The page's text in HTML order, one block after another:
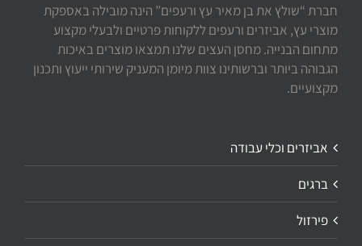
חברת “שולץ את בן מאיר עץ ורעפים” הינה מובילה באספקת
מוצרי עץ, אביזרים ורעפים ללקוחות פרטיים ולבעלי מקצוע
מתחום הבנייה. מחסן העצים שלנו תמצאו מוצרים באיכות
הגבוהה ביותר וברשותינו צוות מיומן המעניק שירותי ייעוץ ותכנון
מקצועיים.
אביזרים וכלי עבודה
ברגים
פירזול